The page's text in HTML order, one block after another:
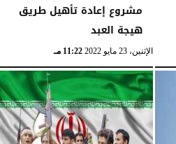
مشروع إعادة تأهيل طريق
هيجة العبد
الإثنين، 23 مايو 2022 11:22 مـ